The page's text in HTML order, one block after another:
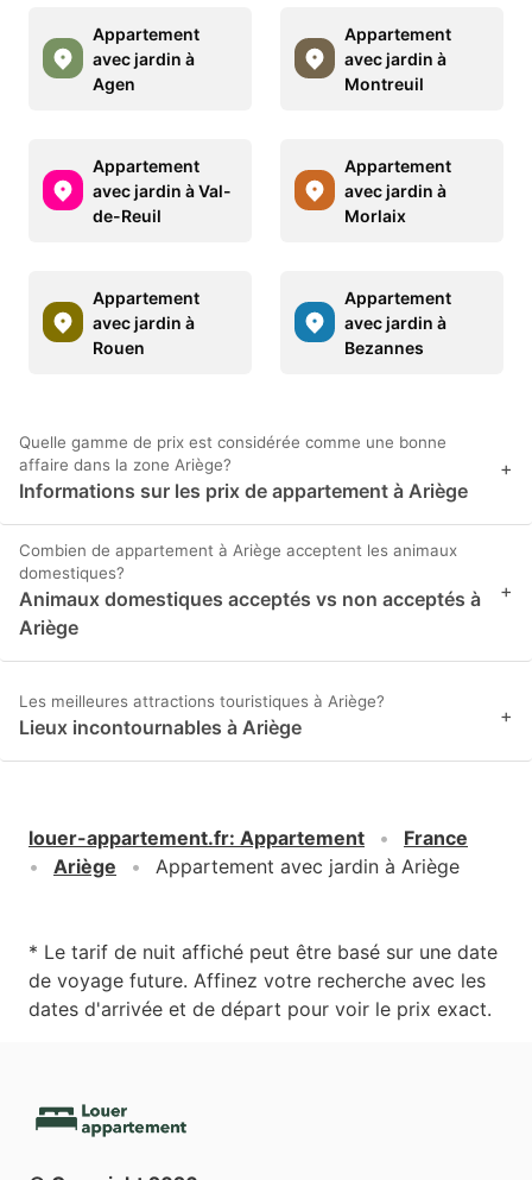
Appartement
avec jardin à
Agen
Appartement
avec jardin à
Montreuil
Appartement
avec jardin à Val-
de-Reuil
Appartement
avec jardin à
Morlaix
Appartement
avec jardin à
Rouen
Appartement
avec jardin à
Bezannes
Quelle gamme de prix est considérée comme une bonne
affaire dans la zone Ariège?
Informations sur les prix de appartement à Ariège
+
Combien de appartement à Ariège acceptent les animaux
domestiques?
Animaux domestiques acceptés vs non acceptés à
Ariège
+
Les meilleures attractions touristiques à Ariège?
Lieux incontournables à Ariège +
louer-appartement.fr: Appartement
France
Ariège
Appartement avec jardin à Ariège
* Le tarif de nuit affiché peut être basé sur une date
de voyage future. Affinez votre recherche avec les
dates d'arrivée et de départ pour voir le prix exact.